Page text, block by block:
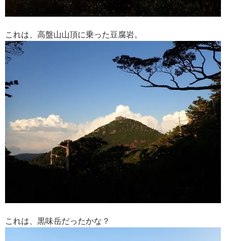
これは、高盤山山頂に乗った豆腐岩。
これは、黒味岳だったかな？